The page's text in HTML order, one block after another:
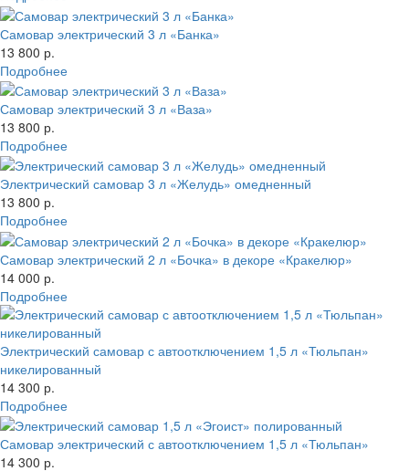
Самовар электрический 3 л «Банка»
13 800 р.
Подробнее
Самовар электрический 3 л «Ваза»
13 800 р.
Подробнее
Электрический самовар 3 л «Желудь» омедненный
13 800 р.
Подробнее
Самовар электрический 2 л «Бочка» в декоре «Кракелюр»
14 000 р.
Подробнее
Электрический самовар с автоотключением 1,5 л «Тюльпан»
никелированный
14 300 р.
Подробнее
Самовар электрический с автоотключением 1,5 л «Тюльпан»
14 300 р.